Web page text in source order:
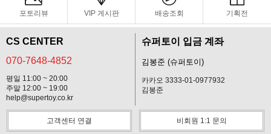
포토리뷰 VIP 게시판 배송조회 기획전
CS CENTER
070-7648-4852
평일 11:00 ~ 20:00
주말 12:00 ~ 19:00
help@supertoy.co.kr
슈퍼토이 입금 계좌
김봉준 (슈퍼토이)
카카오 3333-01-0977932
김봉준
고객센터 연결 비회원 1:1 문의